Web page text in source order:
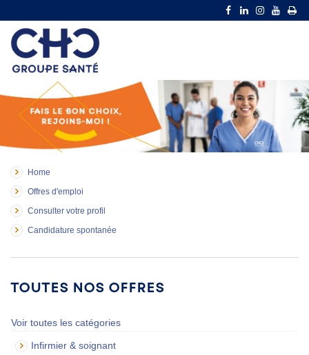
Home
Offres d'emploi
Consulter votre profil
Candidature spontanée
Toutes nos offres
Voir toutes les catégories
Infirmier & soignant